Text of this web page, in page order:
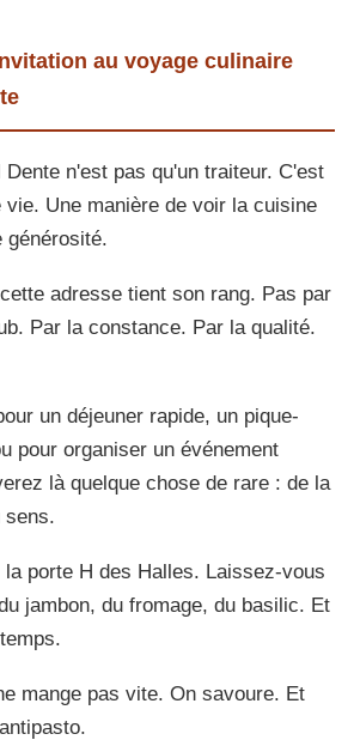
au voyage culinaire
n'est pas qu'un traiteur. C'est
vie. Une manière de voir la cuisine
générosité.
adresse tient son rang. Pas par
Par la constance. Par la qualité.
un déjeuner rapide, un pique-
pour organiser un événement
là quelque chose de rare : de la
sens.
porte H des Halles. Laissez-vous
jambon, du fromage, du basilic. Et
mange pas vite. On savoure. Et